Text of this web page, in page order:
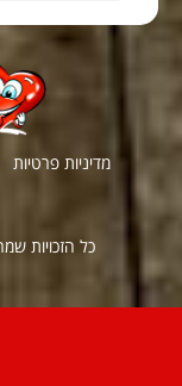
מדיניות פרטיות
כל הזכויות